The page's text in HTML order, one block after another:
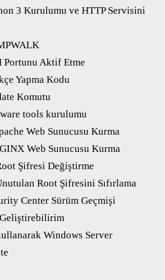
3 Kurulumu ve HTTP Servisini
Portunu Aktif Etme
Yapma Kodu
Komutu
tools kurulumu
Web Sunucusu Kurma
Web Sunucusu Kurma
Şifresi Değiştirme
Root Şifresini Sıfırlama
Center Sürüm Geçmişi
Windows Server